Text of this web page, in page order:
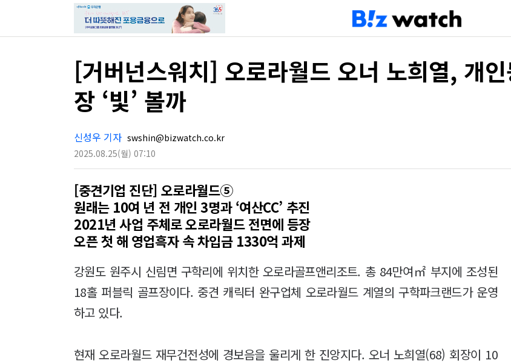
[거버넌스워치] 오로라월드 오너 노희열, 개
장 ‘빛’ 볼까
신성우 기자 swshin@bizwatch.co.kr
2025.08.25(월) 07:10
[중견기업 진단] 오로라월드⑤
원래는 10여 년 전 개인 3명과 ‘여산CC’ 추진
2021년 사업 주체로 오로라월드 전면에 등장
오픈 첫 해 영업흑자 속 차입금 1330억 과제
강원도 원주시 신림면 구학리에 위치한 오로라골프앤리조트. 총 84만여㎡ 부지에 조성된
18홀 퍼블릭 골프장이다. 중견 캐릭터 완구업체 오로라월드 계열의 구학파크랜드가 운영
하고 있다.
현재 오로라월드 재무건전성에 경보음을 울리게 한 진앙지다. 오너 노희열(68) 회장이 10